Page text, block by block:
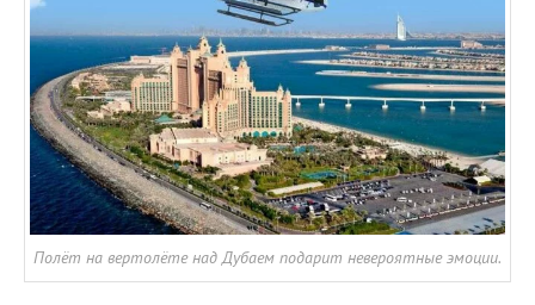
Полёт на вертолёте над Дубаем подарит невероятные эмоции.